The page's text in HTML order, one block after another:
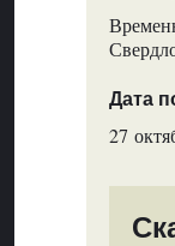
Дата
27